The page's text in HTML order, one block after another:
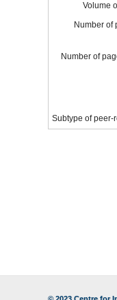
Volume
Number of
Number of
Subtype of peer-